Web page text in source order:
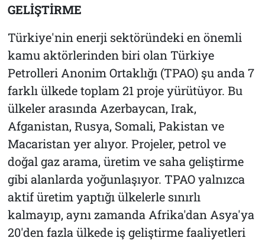
GELİŞTİRME
Türkiye'nin enerji sektöründeki en önemli
kamu aktörlerinden biri olan Türkiye
Petrolleri Anonim Ortaklığı (TPAO) şu anda 7
farklı ülkede toplam 21 proje yürütüyor. Bu
ülkeler arasında Azerbaycan, Irak,
Afganistan, Rusya, Somali, Pakistan ve
Macaristan yer alıyor. Projeler, petrol ve
doğal gaz arama, üretim ve saha geliştirme
gibi alanlarda yoğunlaşıyor. TPAO yalnızca
aktif üretim yaptığı ülkelerle sınırlı
kalmayıp, aynı zamanda Afrika'dan Asya'ya
20'den fazla ülkede iş geliştirme faaliyetleri